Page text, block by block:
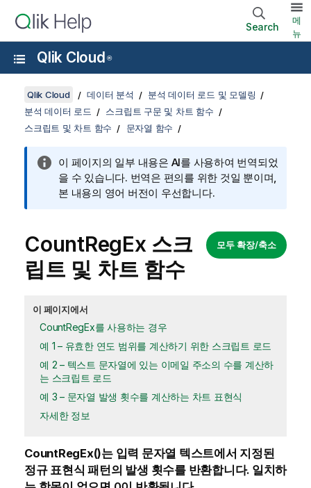
Search
메
뉴
Qlik Cloud ®
Qlik Cloud 데이터 분석
분석 데이터 로드 및 모델링
분석 데이터 로드
스크립트 구문 및 차트 함수
스크립트 및 차트 함수
문자열 함수
이 페이지의 일부 내용은 AI를 사용하여 번역되었
을 수 있습니다. 번역은 편의를 위한 것일 뿐이며,
본 내용의 영어 버전이 우선합니다.
모두 확장/축소
CountRegEx 스크
립트 및 차트 함수
이 페이지에서
CountRegEx를 사용하는 경우
예 1 – 유효한 연도 범위를 계산하기 위한 스크립트 로드
예 2 – 텍스트 문자열에 있는 이메일 주소의 수를 계산하
는 스크립트 로드
예 3 – 문자열 발생 횟수를 계산하는 차트 표현식
자세한 정보
CountRegEx()는 입력 문자열 텍스트에서 지정된
정규 표현식 패턴의 발생 횟수를 반환합니다. 일치하